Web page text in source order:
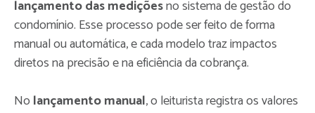
lançamento das mediçõesno sistema de gestão do
condomínio. Esse processo pode ser feito de forma
manual ou automática, e cada modelo traz impactos
diretos na precisão e na eficiência da cobrança.
No lançamento manual, o leiturista registra os valores